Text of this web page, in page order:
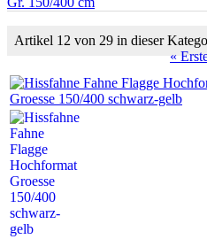
Artikel 12 von 29 in dieser
«